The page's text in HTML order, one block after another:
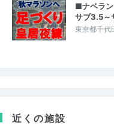
■ナベラン
サブ3.5～
東京都千代
近くの施設